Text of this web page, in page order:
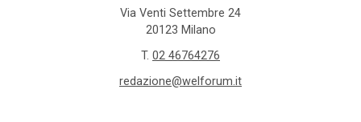
Via Venti Settembre 24
20123 Milano
T. 02 46764276
redazione@welforum.it